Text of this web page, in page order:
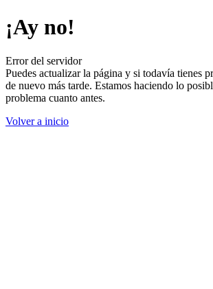
¡Ay no!
Error del servidor
Puedes actualizar la página y si todavía tienes
de nuevo más tarde. Estamos haciendo lo
problema cuanto antes.
Volver a inicio